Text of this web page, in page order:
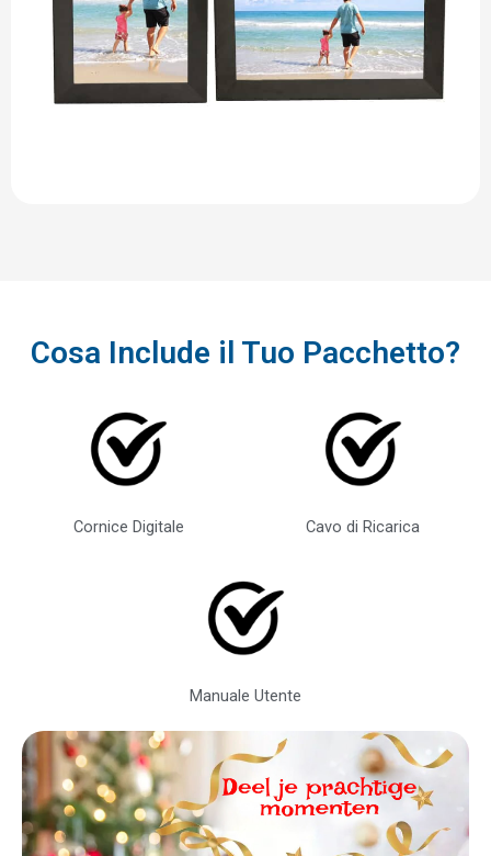
Cosa Include il Tuo Pacchetto?
Cornice Digitale Cavo di Ricarica
Manuale Utente